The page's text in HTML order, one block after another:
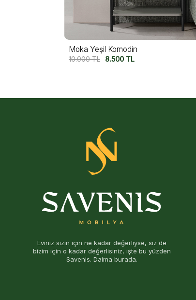
Moka Siyah Komodin
10.000TL 8.500 TL
Eviniz sizin için ne kadar değerliyse, siz de
bizim için o kadar değerlisiniz, işte bu yüzden
Savenis. Daima burada.